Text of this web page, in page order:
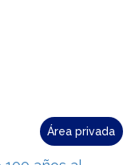
Área privada